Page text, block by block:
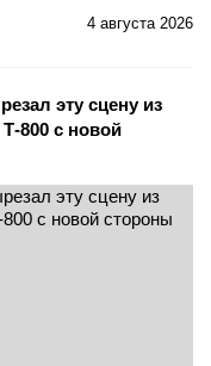
4 августа 2026
эту сцену из
800 с новой